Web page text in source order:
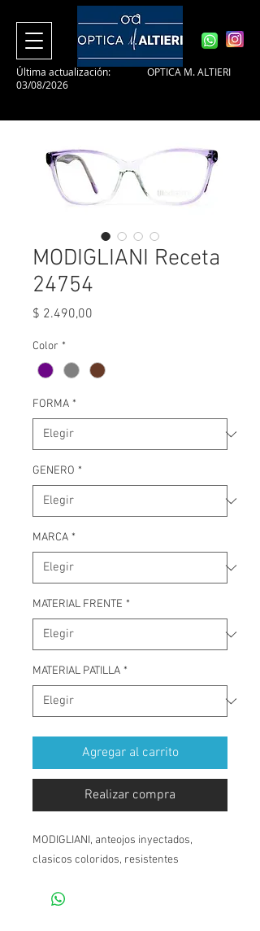
Última actualización:
03/08/2026
OPTICA M. ALTIERI
MODIGLIANI Receta
24754
$ 2.490,00
Color *
FORMA *
GENERO *
MARCA *
MATERIAL FRENTE *
MATERIAL PATILLA *
Agregar al carrito
Realizar compra
MODIGLIANI, anteojos inyectados,
clasicos coloridos, resistentes